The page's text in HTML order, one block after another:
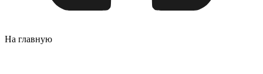
На главную